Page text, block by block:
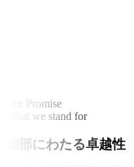
Our Promise
What we stand for
細部にわたる卓越性